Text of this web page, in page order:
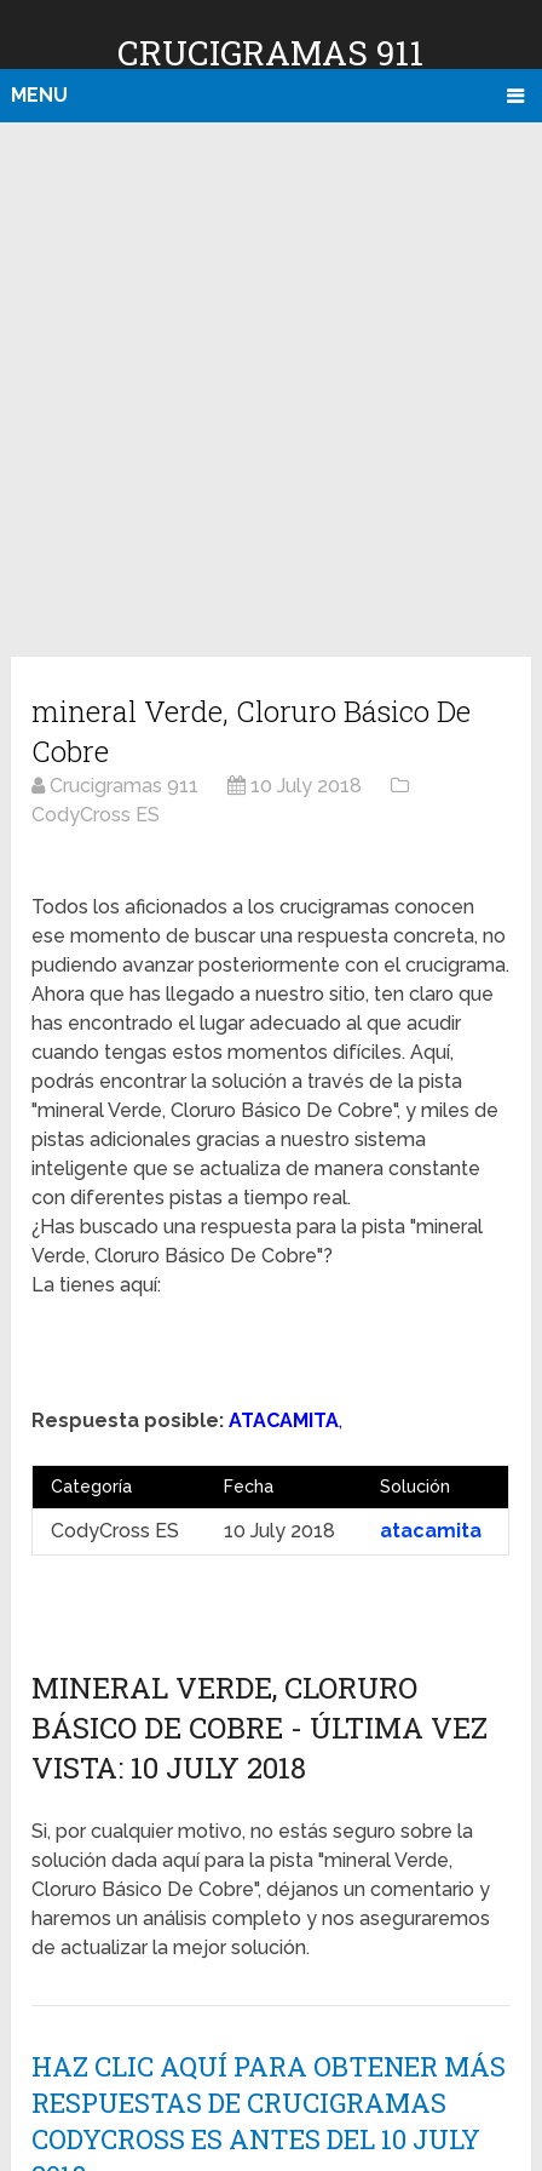
CRUCIGRAMAS 911
MENU
mineral Verde, Cloruro Básico De
Cobre
Crucigramas 911
10 July 2018
CodyCross ES
Todos los aficionados a los crucigramas conocen
ese momento de buscar una respuesta concreta, no
pudiendo avanzar posteriormente con el crucigrama.
Ahora que has llegado a nuestro sitio, ten claro que
has encontrado el lugar adecuado al que acudir
cuando tengas estos momentos difíciles. Aquí,
podrás encontrar la solución a través de la pista
"mineral Verde, Cloruro Básico De Cobre", y miles de
pistas adicionales gracias a nuestro sistema
inteligente que se actualiza de manera constante
con diferentes pistas a tiempo real.
¿Has buscado una respuesta para la pista "mineral
Verde, Cloruro Básico De Cobre"?
La tienes aquí:
Respuesta posible: ATACAMITA,
Categoría Fecha Solución
CodyCross ES 10 July 2018 atacamita
MINERAL VERDE, CLORURO
BÁSICO DE COBRE - ÚLTIMA VEZ
VISTA: 10 JULY 2018
Si, por cualquier motivo, no estás seguro sobre la
solución dada aquí para la pista "mineral Verde,
Cloruro Básico De Cobre", déjanos un comentario y
haremos un análisis completo y nos aseguraremos
de actualizar la mejor solución.
HAZ CLIC AQUÍ PARA OBTENER MÁS
RESPUESTAS DE CRUCIGRAMAS
CODYCROSS ES ANTES DEL 10 JULY